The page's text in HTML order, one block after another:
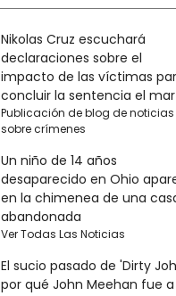
Nikolas Cruz escuchará
declaraciones sobre el
impacto de las víctimas
concluir la sentencia el
Publicación de blog de noticias
sobre crímenes
Un niño de 14 años
desaparecido en Ohio
en la chimenea de una
abandonada
Ver Todas Las Noticias
El sucio pasado de 'Dirty
por qué John Meehan fue a